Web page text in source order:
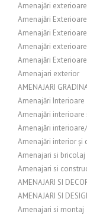
Amenajări
Amenajări
Amenajări
Amenajări
Amenajări
Amenajari exterior
AMENAJARI
Amenajări Interioare
Amenajări interioare
Amenajări
Amenajări interior și
Amenajari si bricolaj
Amenajari si
AMENAJARI SI
AMENAJARI SI
Amenajari si montaj